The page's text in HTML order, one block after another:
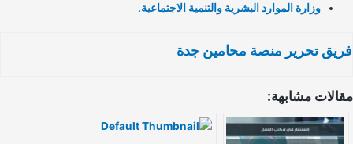
وزارة الموارد البشرية والتنمية الاجتماعية.
تحرير منصة محامين جدة
مشابهة: